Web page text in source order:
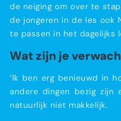
de neiging om over te
de jongeren in de les ook
te passen in het dagelijks
Wat zijn je
‘Ik ben erg benieuwd in
andere dingen bezig
natuurlijk niet makkelijk.